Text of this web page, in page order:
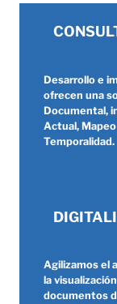
Desarrollo e
ofrecen una
Documental,
Actual,
Temporalidad.
Agilizamos el
la
documentos